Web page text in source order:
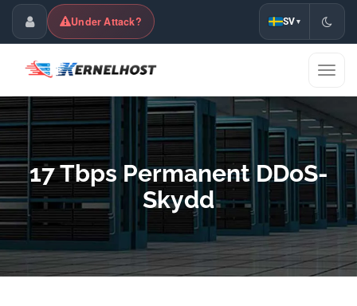
KundpanelUnder Attack? SV ▾
Växla
17 Tbps Permanent DDoS-
Skydd